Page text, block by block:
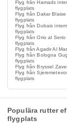
Flyg från Hamads
flygplats
Flyg från Dakar
flygplats
Flyg från Dubais
flygplats
Flyg från Orio al
flygplats
Flyg från Agadir Al
Flyg från Bologna
flygplats
Flyg från Bryssel
Flyg från
flygplats
Populära rutter
flygplats